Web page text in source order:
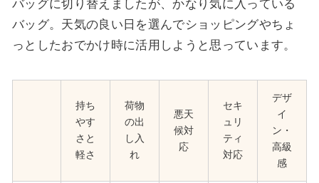
バッグに切り替えましたが、かなり気に入っている
バッグ。天気の良い日を選んでショッピングやちょ
っとしたおでかけ時に活用しようと思っています。
持ち
やす
さと
軽さ
荷物
の出
し入
れ
悪天
候対
応
セキ
ュリ
ティ
対応
デザ
イ
ン・
高級
感